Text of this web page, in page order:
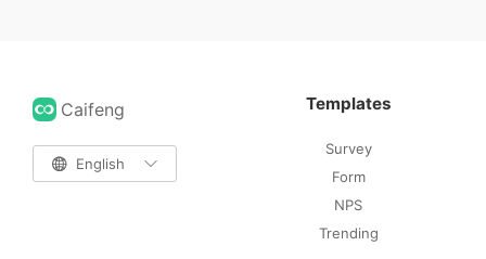
Caifeng
 English 
Templates
Survey
Form
NPS
Trending